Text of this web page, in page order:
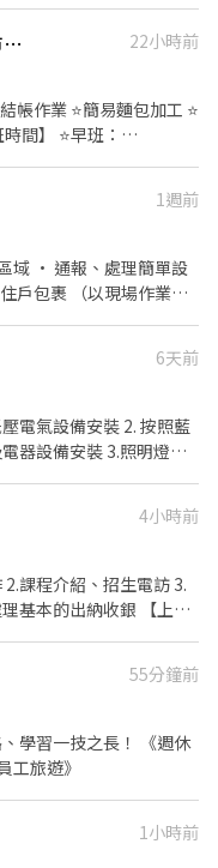
🥨新竹SOGO🥨可假日班【麵包門市人員】
22小時前
帳作業 ⭐️簡易麵包加工 ⭐️
間】 ⭐️早班：
:
名＋電話＋截圖職缺」
回覆 其他地區職缺也歡
上工
1週前
域 • 通報、處理簡單設
戶包裹 （以現場作業為
團隊等著你一起守護大
6天前
電氣設備安裝 2. 按照藍
器設備安裝 3.照明燈
，因此發展前景非常
入！
4小時前
2.課程介紹、招生電訪 3.
的出納收銀 【上班
望能長期配合(至少一年)
電話/訊息預約面談時間
55分鐘前
學習一技之長！ 《週休
工旅遊》
1小時前